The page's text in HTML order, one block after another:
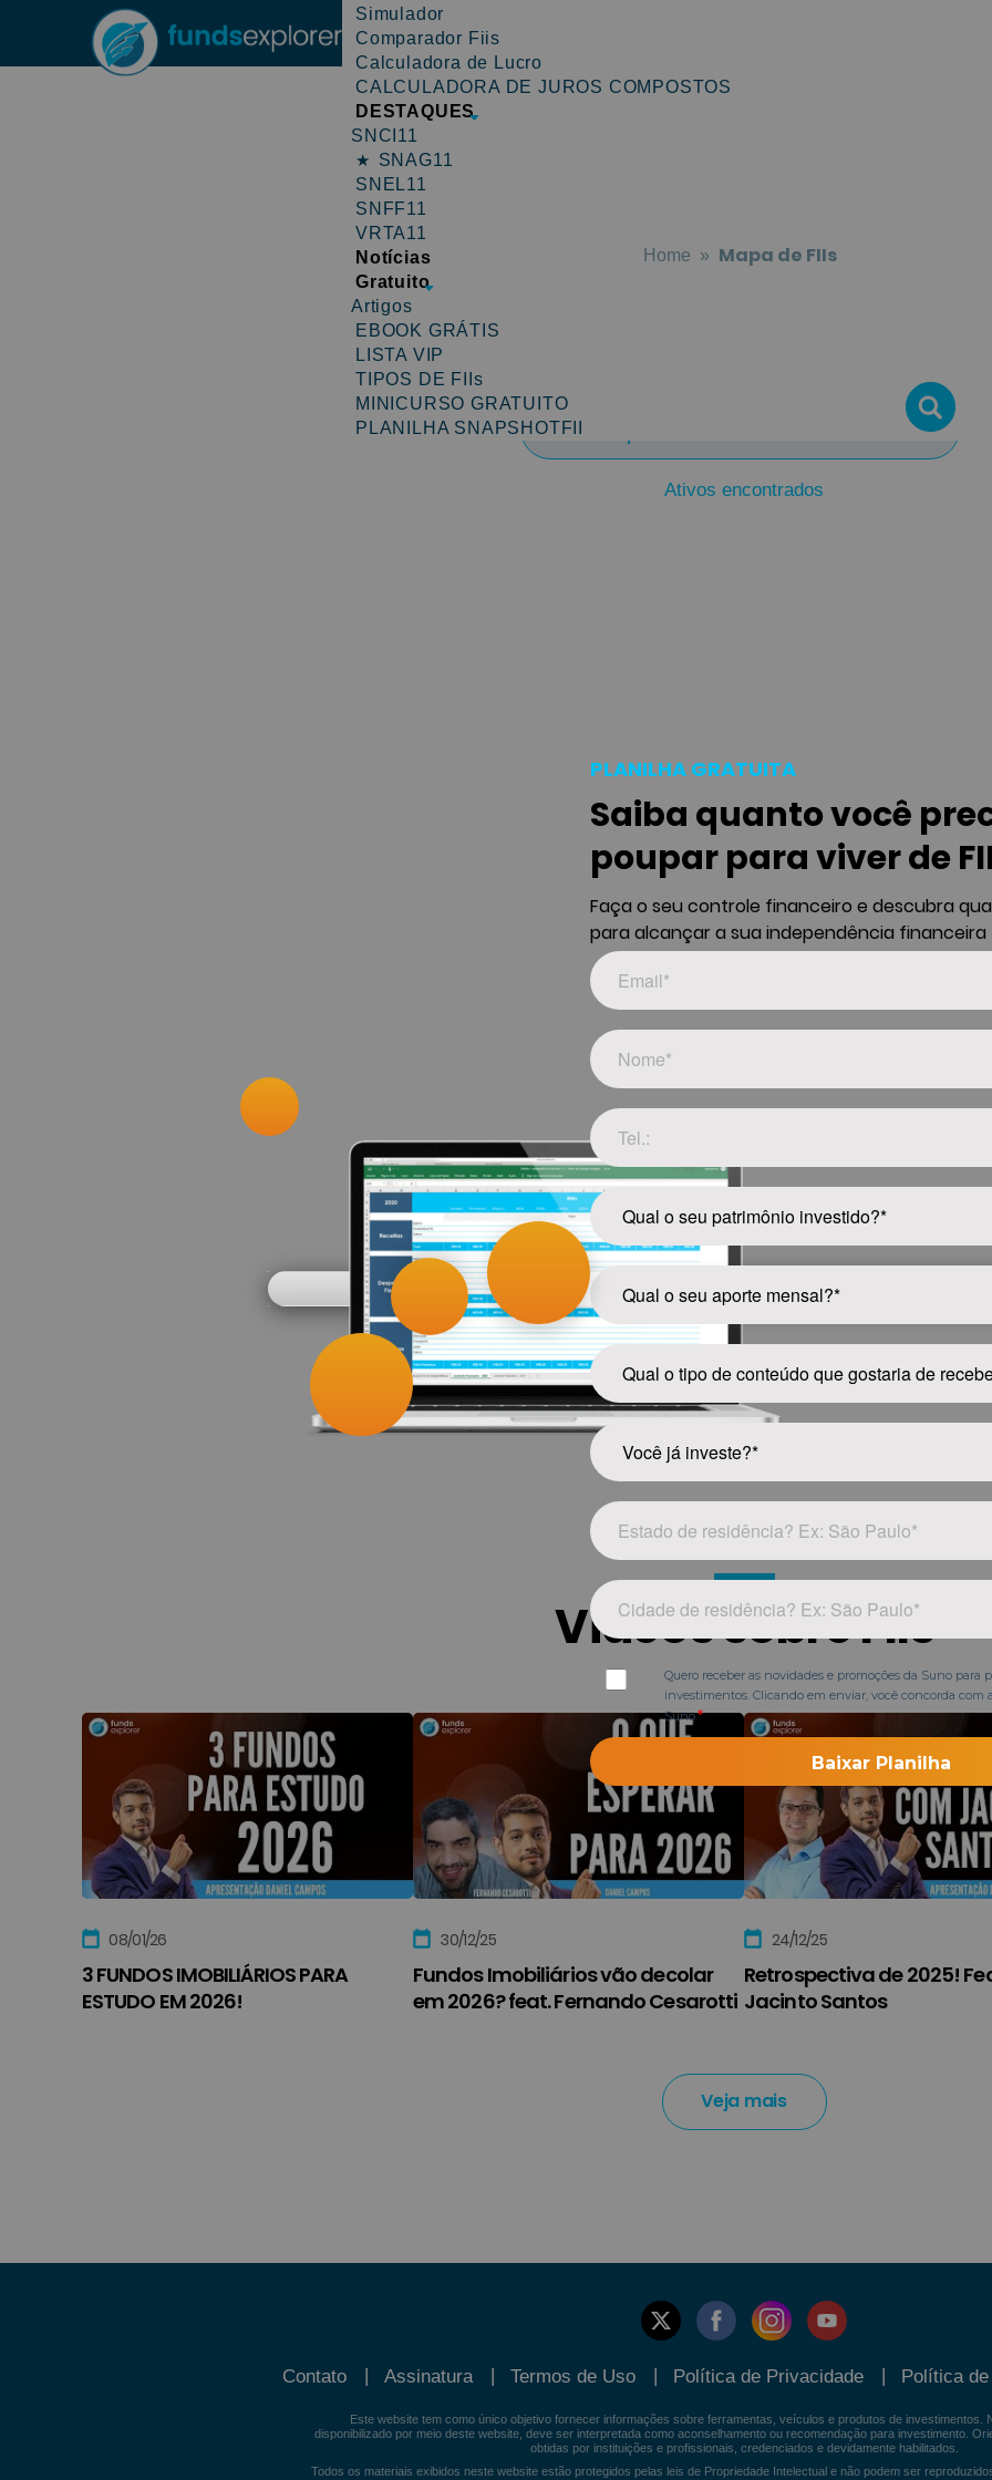
Simulador
Comparador Fiis
Calculadora de Lucro
CALCULADORA DE JUROS COMPOSTOS
DESTAQUES
SNCI11
★ SNAG11
SNEL11
SNFF11
VRTA11
Notícias
Gratuito
Artigos
EBOOK GRÁTIS
LISTA VIP
TIPOS DE FIIs
MINICURSO GRATUITO
PLANILHA SNAPSHOTFII
Home Mapa de FIIs
No mapa abaixo encontre todos os ativos dos Fundos
Ativos encontrados
Vídeos sobre FIIs
08/01/26
3 FUNDOS IMOBILIÁRIOS PARA
ESTUDO EM 2026!
30/12/25
Fundos Imobiliários vão decolar
em 2026? feat. Fernando Cesarotti
24/12/25
Retrospectiva de 2025!
Jacinto Santos
Veja mais
PLANILHA GRATUITA
Saiba quanto você
poupar para viver de
Faça o seu controle financeiro e descubra
para alcançar a sua independência financeira
Contato Assinatura Termos de Uso Política de Privacidade Política
Este website tem como único objetivo fornecer informações sobre ferramentas, veículos e produtos de investimentos.
disponibilizado por meio deste website, deve ser interpretada como aconselhamento ou recomendação para investimento.
obtidas por instituições e profissionais, credenciados e devidamente habilitados.
Todos os materiais exibidos neste website estão protegidos pelas leis de Propriedade Intelectual e não podem ser